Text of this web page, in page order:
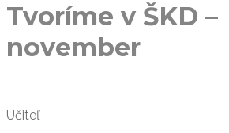
Tvoríme v ŠKD –
november
Učiteľ